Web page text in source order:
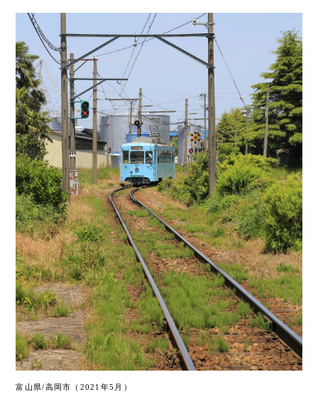
富山県/高岡市（ 2021年5月）